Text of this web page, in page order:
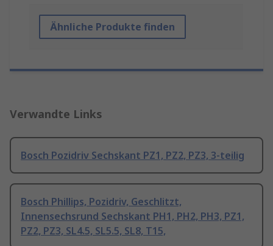
Ähnliche Produkte finden
Verwandte Links
Bosch Pozidriv Sechskant PZ1, PZ2, PZ3, 3-teilig
Bosch Phillips, Pozidriv, Geschlitzt,
Innensechsrund Sechskant PH1, PH2, PH3, PZ1,
PZ2, PZ3, SL4.5, SL5.5, SL8, T15,